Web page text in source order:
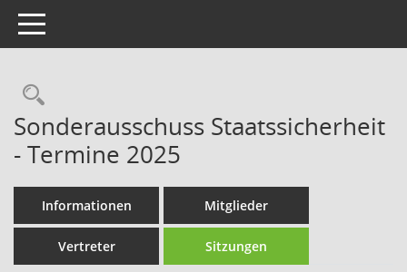
Toggle navigation
Rechercheauswahl
Sonderausschuss Staatssicherheit
- Termine 2025
Informationen Mitglieder
Vertreter Sitzungen